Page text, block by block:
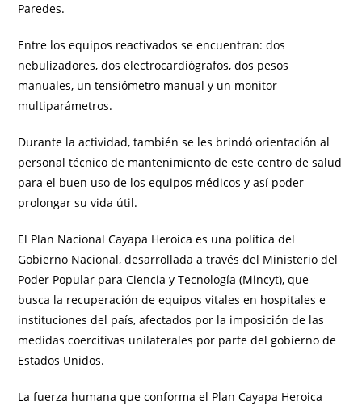
Paredes.
Entre los equipos reactivados se encuentran: dos
nebulizadores, dos electrocardiógrafos, dos pesos
manuales, un tensiómetro manual y un monitor
multiparámetros.
Durante la actividad, también se les brindó orientación al
personal técnico de mantenimiento de este centro de salud
para el buen uso de los equipos médicos y así poder
prolongar su vida útil.
El Plan Nacional Cayapa Heroica es una política del
Gobierno Nacional, desarrollada a través del Ministerio del
Poder Popular para Ciencia y Tecnología (Mincyt), que
busca la recuperación de equipos vitales en hospitales e
instituciones del país, afectados por la imposición de las
medidas coercitivas unilaterales por parte del gobierno de
Estados Unidos.
La fuerza humana que conforma el Plan Cayapa Heroica